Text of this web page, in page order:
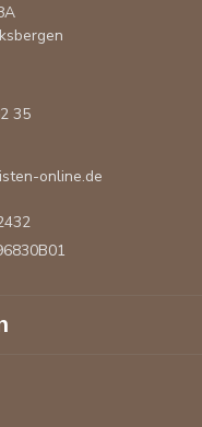
35
online.de